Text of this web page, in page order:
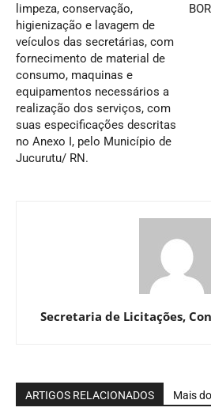
limpeza, conservação,
higienização e lavagem de
veículos das secretárias, com
fornecimento de material de
consumo, maquinas e
equipamentos necessários a
realização dos serviços, com
suas especificações descritas
no Anexo I, pelo Município de
Jucurutu/ RN.
Secretaria de Licitações,
ARTIGOS RELACIONADOS Mais